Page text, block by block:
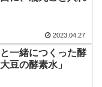
2023.04.27
一緒につくった酵
豆の酵素水」